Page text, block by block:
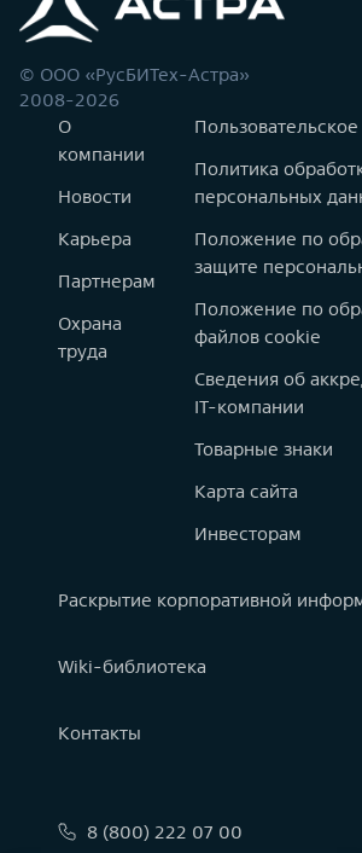
© ООО «РусБИТех-Астра»
2008-2026
О
компании
Новости
Карьера
Партнерам
Охрана
труда
Политика
персональных
Положение по
защите
Положение по
файлов cookie
Сведения об
IT-компании
Товарные знаки
Карта сайта
Инвесторам
Раскрытие корпоративной
Wiki-библиотека
Контакты
8 (800) 222 07 00